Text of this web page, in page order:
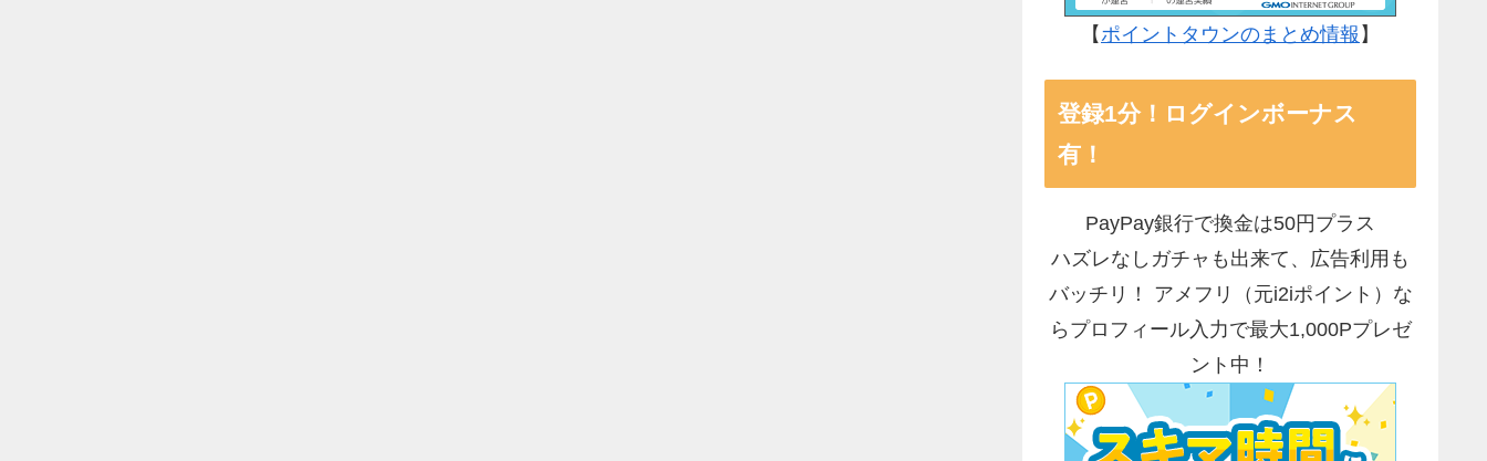
【ポイントタウンのまとめ情報 】
登録1分！ログインボーナス
有！
PayPay銀行で換金は50円プラス
ハズレなしガチャも出来て、広告利用も
バッチリ！ アメフリ（元i2iポイント）な
らプロフィール入力で最大1,000Pプレゼ
ント中！